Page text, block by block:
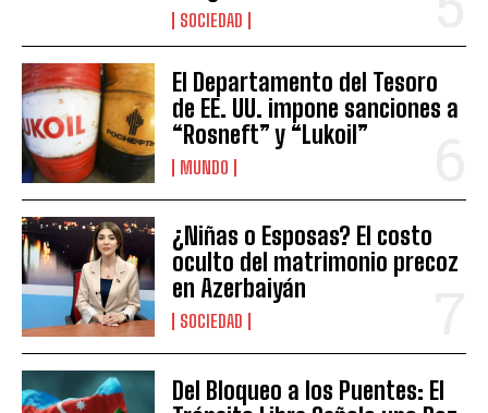
SOCIEDAD
El Departamento del Tesoro
de EE. UU. impone sanciones a
“Rosneft” y “Lukoil”
MUNDO
¿Niñas o Esposas? El costo
oculto del matrimonio precoz
en Azerbaiyán
SOCIEDAD
Del Bloqueo a los Puentes: El